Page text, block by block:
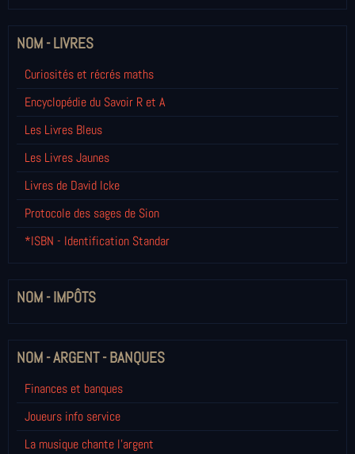
NOM - LIVRES
Curiosités et récrés maths
Encyclopédie du Savoir R et A
Les Livres Bleus
Les Livres Jaunes
Livres de David Icke
Protocole des sages de Sion
*ISBN - Identification Standar
NOM - IMPÔTS
NOM - ARGENT - BANQUES
Finances et banques
Joueurs info service
La musique chante l'argent